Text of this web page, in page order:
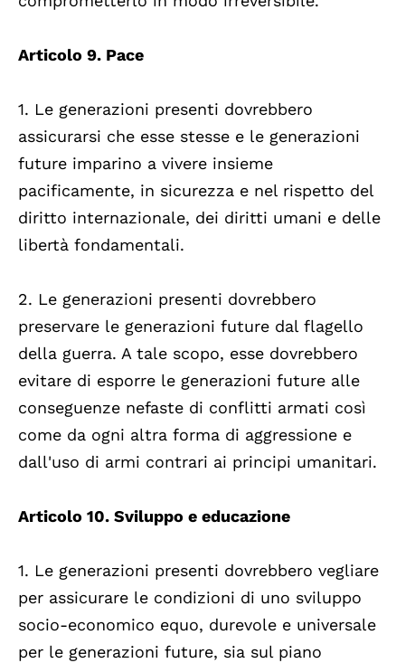
Articolo 9. Pace
1. Le generazioni presenti dovrebbero
assicurarsi che esse stesse e le generazioni
future imparino a vivere insieme
pacificamente, in sicurezza e nel rispetto del
diritto internazionale, dei diritti umani e delle
libertà fondamentali.
2. Le generazioni presenti dovrebbero
preservare le generazioni future dal flagello
della guerra. A tale scopo, esse dovrebbero
evitare di esporre le generazioni future alle
conseguenze nefaste di conflitti armati così
come da ogni altra forma di aggressione e
dall'uso di armi contrari ai principi umanitari.
Articolo 10. Sviluppo e educazione
1. Le generazioni presenti dovrebbero vegliare
per assicurare le condizioni di uno sviluppo
socio-economico equo, durevole e universale
per le generazioni future, sia sul piano